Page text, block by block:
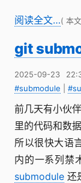
阅读全文…( 本
git
2025-09-23
#submodule
前几天有小伙
里的代码和数
所以很快大语
内的一系列禁
submodule 还